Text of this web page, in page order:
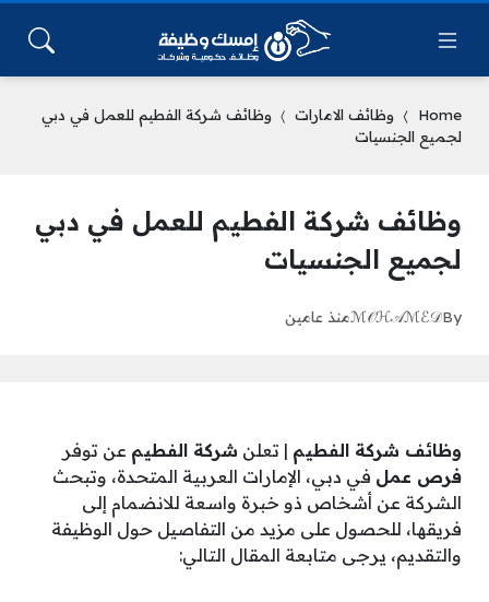
Home وظائف الامارات
وظائف شركة الفطيم للعمل في دبي
لجميع الجنسيات
وظائف شركة الفطيم للعمل في دبي
لجميع الجنسيات
By
ℳ𝒪ℋ𝒜ℳℰ𝒟منذ عامين
وظائف شركة الفطيم | تعلن شركة الفطيم عن توفر
فرص عمل في دبي، الإمارات العربية المتحدة، وتبحث
الشركة عن أشخاص ذو خبرة واسعة للانضمام إلى
فريقها، للحصول على مزيد من التفاصيل حول الوظيفة
والتقديم، يرجى متابعة المقال التالي: